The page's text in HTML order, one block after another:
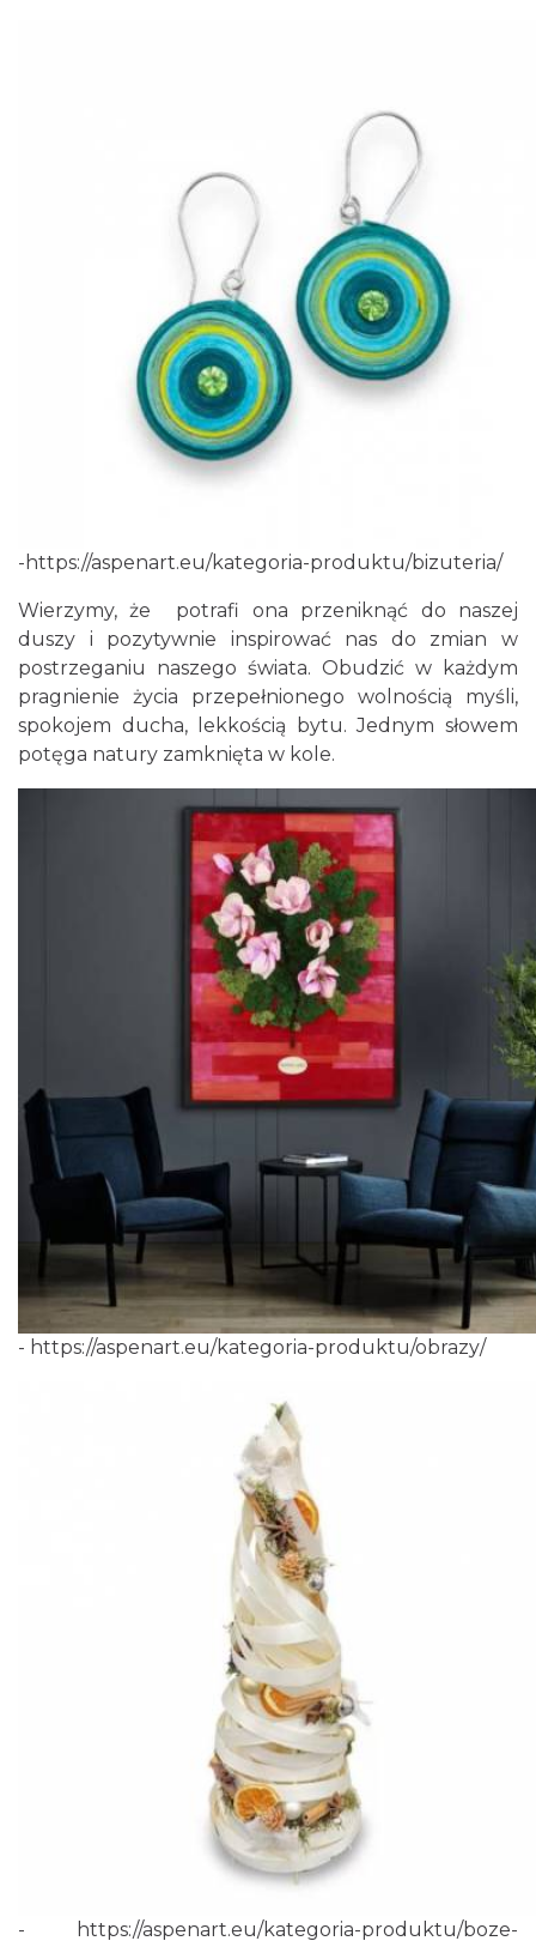
- https://aspenart.eu/kategoria-produktu/bizuteria/
Wierzymy, że potrafi ona przeniknąć do naszej
duszy i pozytywnie inspirować nas do zmian w
postrzeganiu naszego świata. Obudzić w każdym
pragnienie życia przepełnionego wolnością myśli,
spokojem ducha, lekkością bytu. Jednym słowem
potęga natury zamknięta w kole.
- https://aspenart.eu/kategoria-produktu/obrazy/
- https://aspenart.eu/kategoria-produktu/boze-